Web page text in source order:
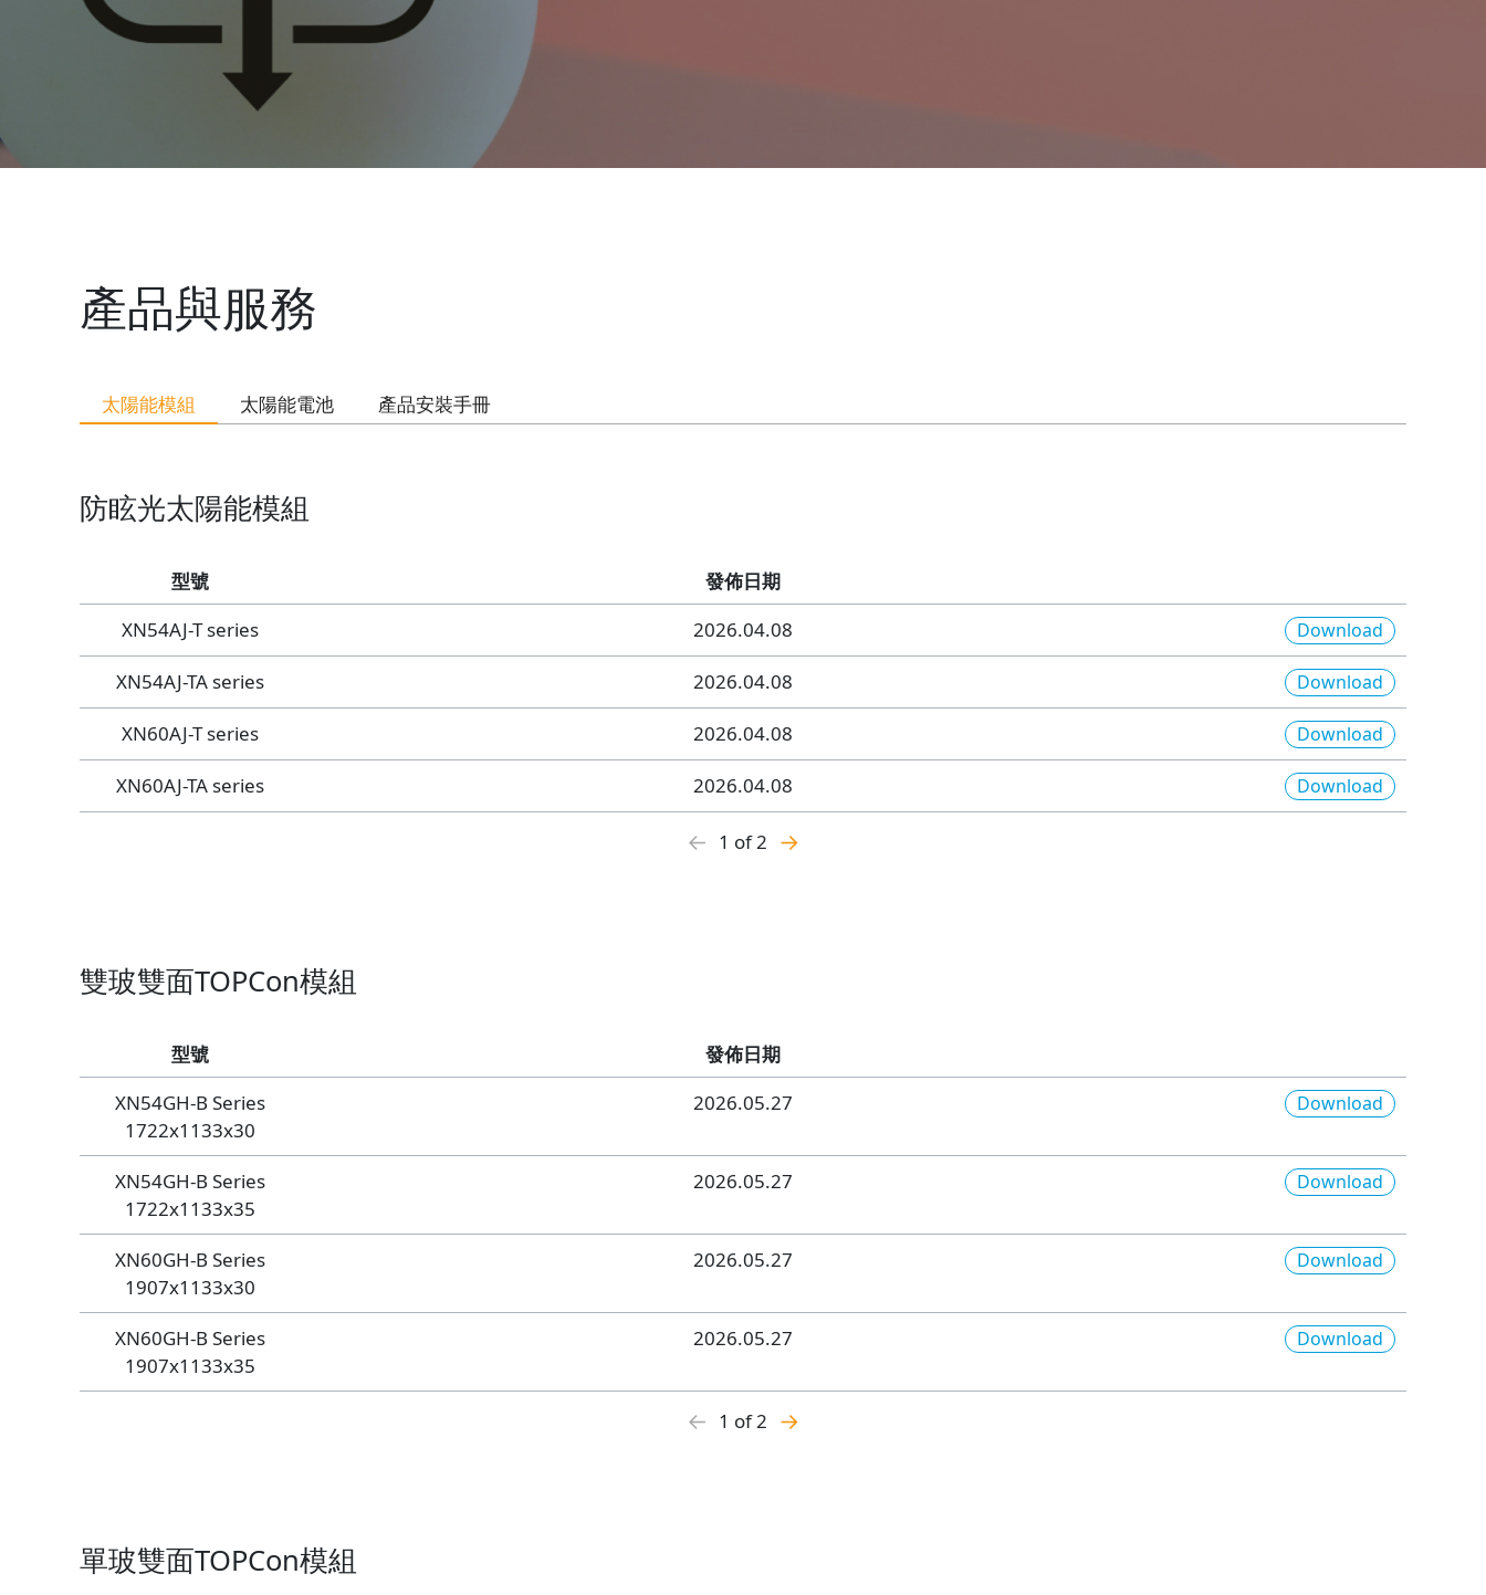
產品與服務
太陽能模組 太陽能電池 產品安裝手冊
防眩光太陽能模組
型號
發佈日期
XN54AJ-T series
2026.04.08 Download
XN54AJ-TA series 2026.04.08 Download
XN60AJ-T series 2026.04.08 Download
XN60AJ-TA series 2026.04.08 Download
← 1 of 2 →
雙玻雙面TOPCon模組
型號
發佈日期
XN54GH-B Series
1722x1133x30
2026.05.27 Download
XN54GH-B Series
1722x1133x35
2026.05.27 Download
XN60GH-B Series
1907x1133x30
2026.05.27 Download
XN60GH-B Series
1907x1133x35
2026.05.27 Download
← 1 of 2 →
單玻雙面TOPCon模組